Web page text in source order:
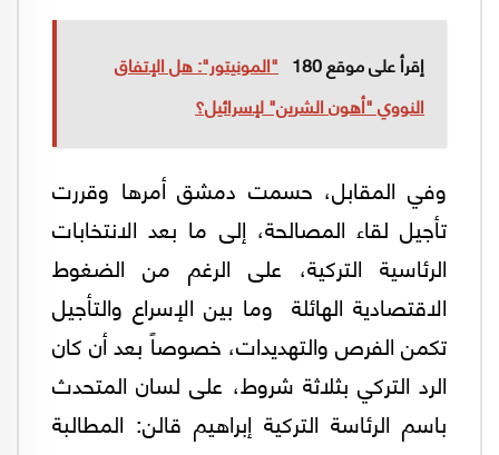
إقرأ على موقع 180
"المونيتور": هل الإتفاق
النووي "أهون الشرين" لإسرائيل؟
وفي المقابل، حسمت دمشق أمرها وقررت
تأجيل لقاء المصالحة، إلى ما بعد الانتخابات
الرئاسية التركية، على الرغم من الضغوط
الاقتصادية الهائلة وما بين الإسراع والتأجيل
تكمن الفرص والتهديدات، خصوصاً بعد أن كان
الرد التركي بثلاثة شروط، على لسان المتحدث
باسم الرئاسة التركية إبراهيم قالن: المطالبة